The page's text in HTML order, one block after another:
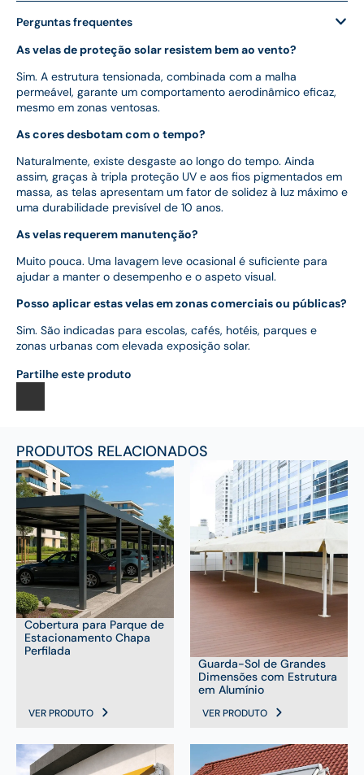
Perguntas frequentes
As velas de proteção solar resistem bem ao vento?
Sim. A estrutura tensionada, combinada com a malha
permeável, garante um comportamento aerodinâmico eficaz,
mesmo em zonas ventosas.
As cores desbotam com o tempo?
Naturalmente, existe desgaste ao longo do tempo. Ainda
assim, graças à tripla proteção UV e aos fios pigmentados em
massa, as telas apresentam um fator de solidez à luz máximo e
uma durabilidade previsível de 10 anos.
As velas requerem manutenção?
Muito pouca. Uma lavagem leve ocasional é suficiente para
ajudar a manter o desempenho e o aspeto visual.
Posso aplicar estas velas em zonas comerciais ou públicas?
Sim. São indicadas para escolas, cafés, hotéis, parques e
zonas urbanas com elevada exposição solar.
Partilhe este produto
PRODUTOS RELACIONADOS
Cobertura para Parque de
Estacionamento Chapa
Perfilada
VER PRODUTO
Guarda-Sol de Grandes
Dimensões com Estrutura
em Alumínio
VER PRODUTO